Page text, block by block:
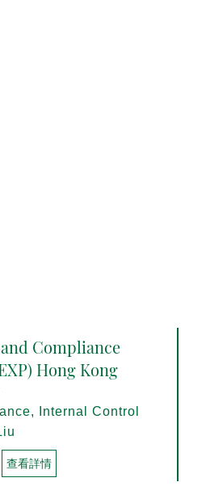
Compliance
Hong Kong
Internal Control
查看詳情